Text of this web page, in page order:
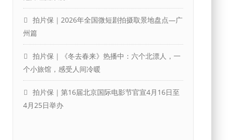
拍片保｜2026年全国微短剧拍摄取景地盘点—广
州篇
拍片保｜《冬去春来》热播中：六个北漂人，一
个小旅馆，感受人间冷暖
拍片保｜第16届北京国际电影节官宣4月16日至
4月25日举办